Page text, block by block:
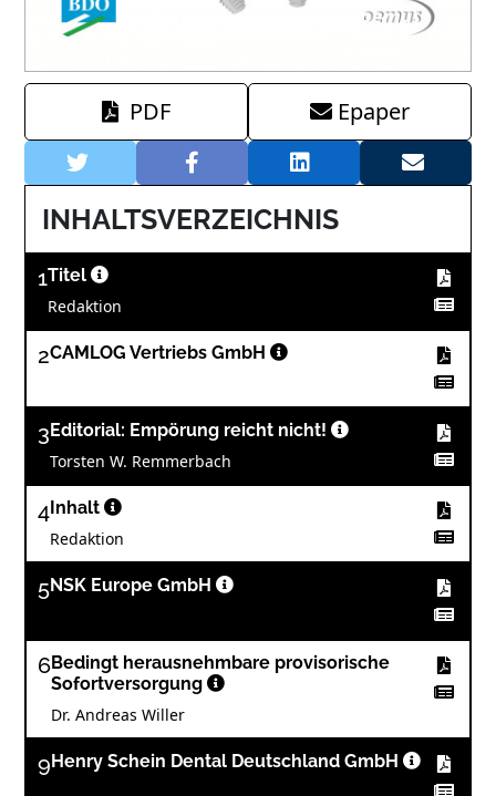
PDF Epaper
INHALTSVERZEICHNIS
1Titel
Redaktion
2CAMLOG Vertriebs GmbH
3 Editorial: Empörung reicht nicht!
Torsten W. Remmerbach
4 Inhalt
Redaktion
5NSK Europe GmbH
6Bedingt herausnehmbare provisorische
Sofortversorgung
Dr. Andreas Willer
9 Henry Schein Dental Deutschland GmbH